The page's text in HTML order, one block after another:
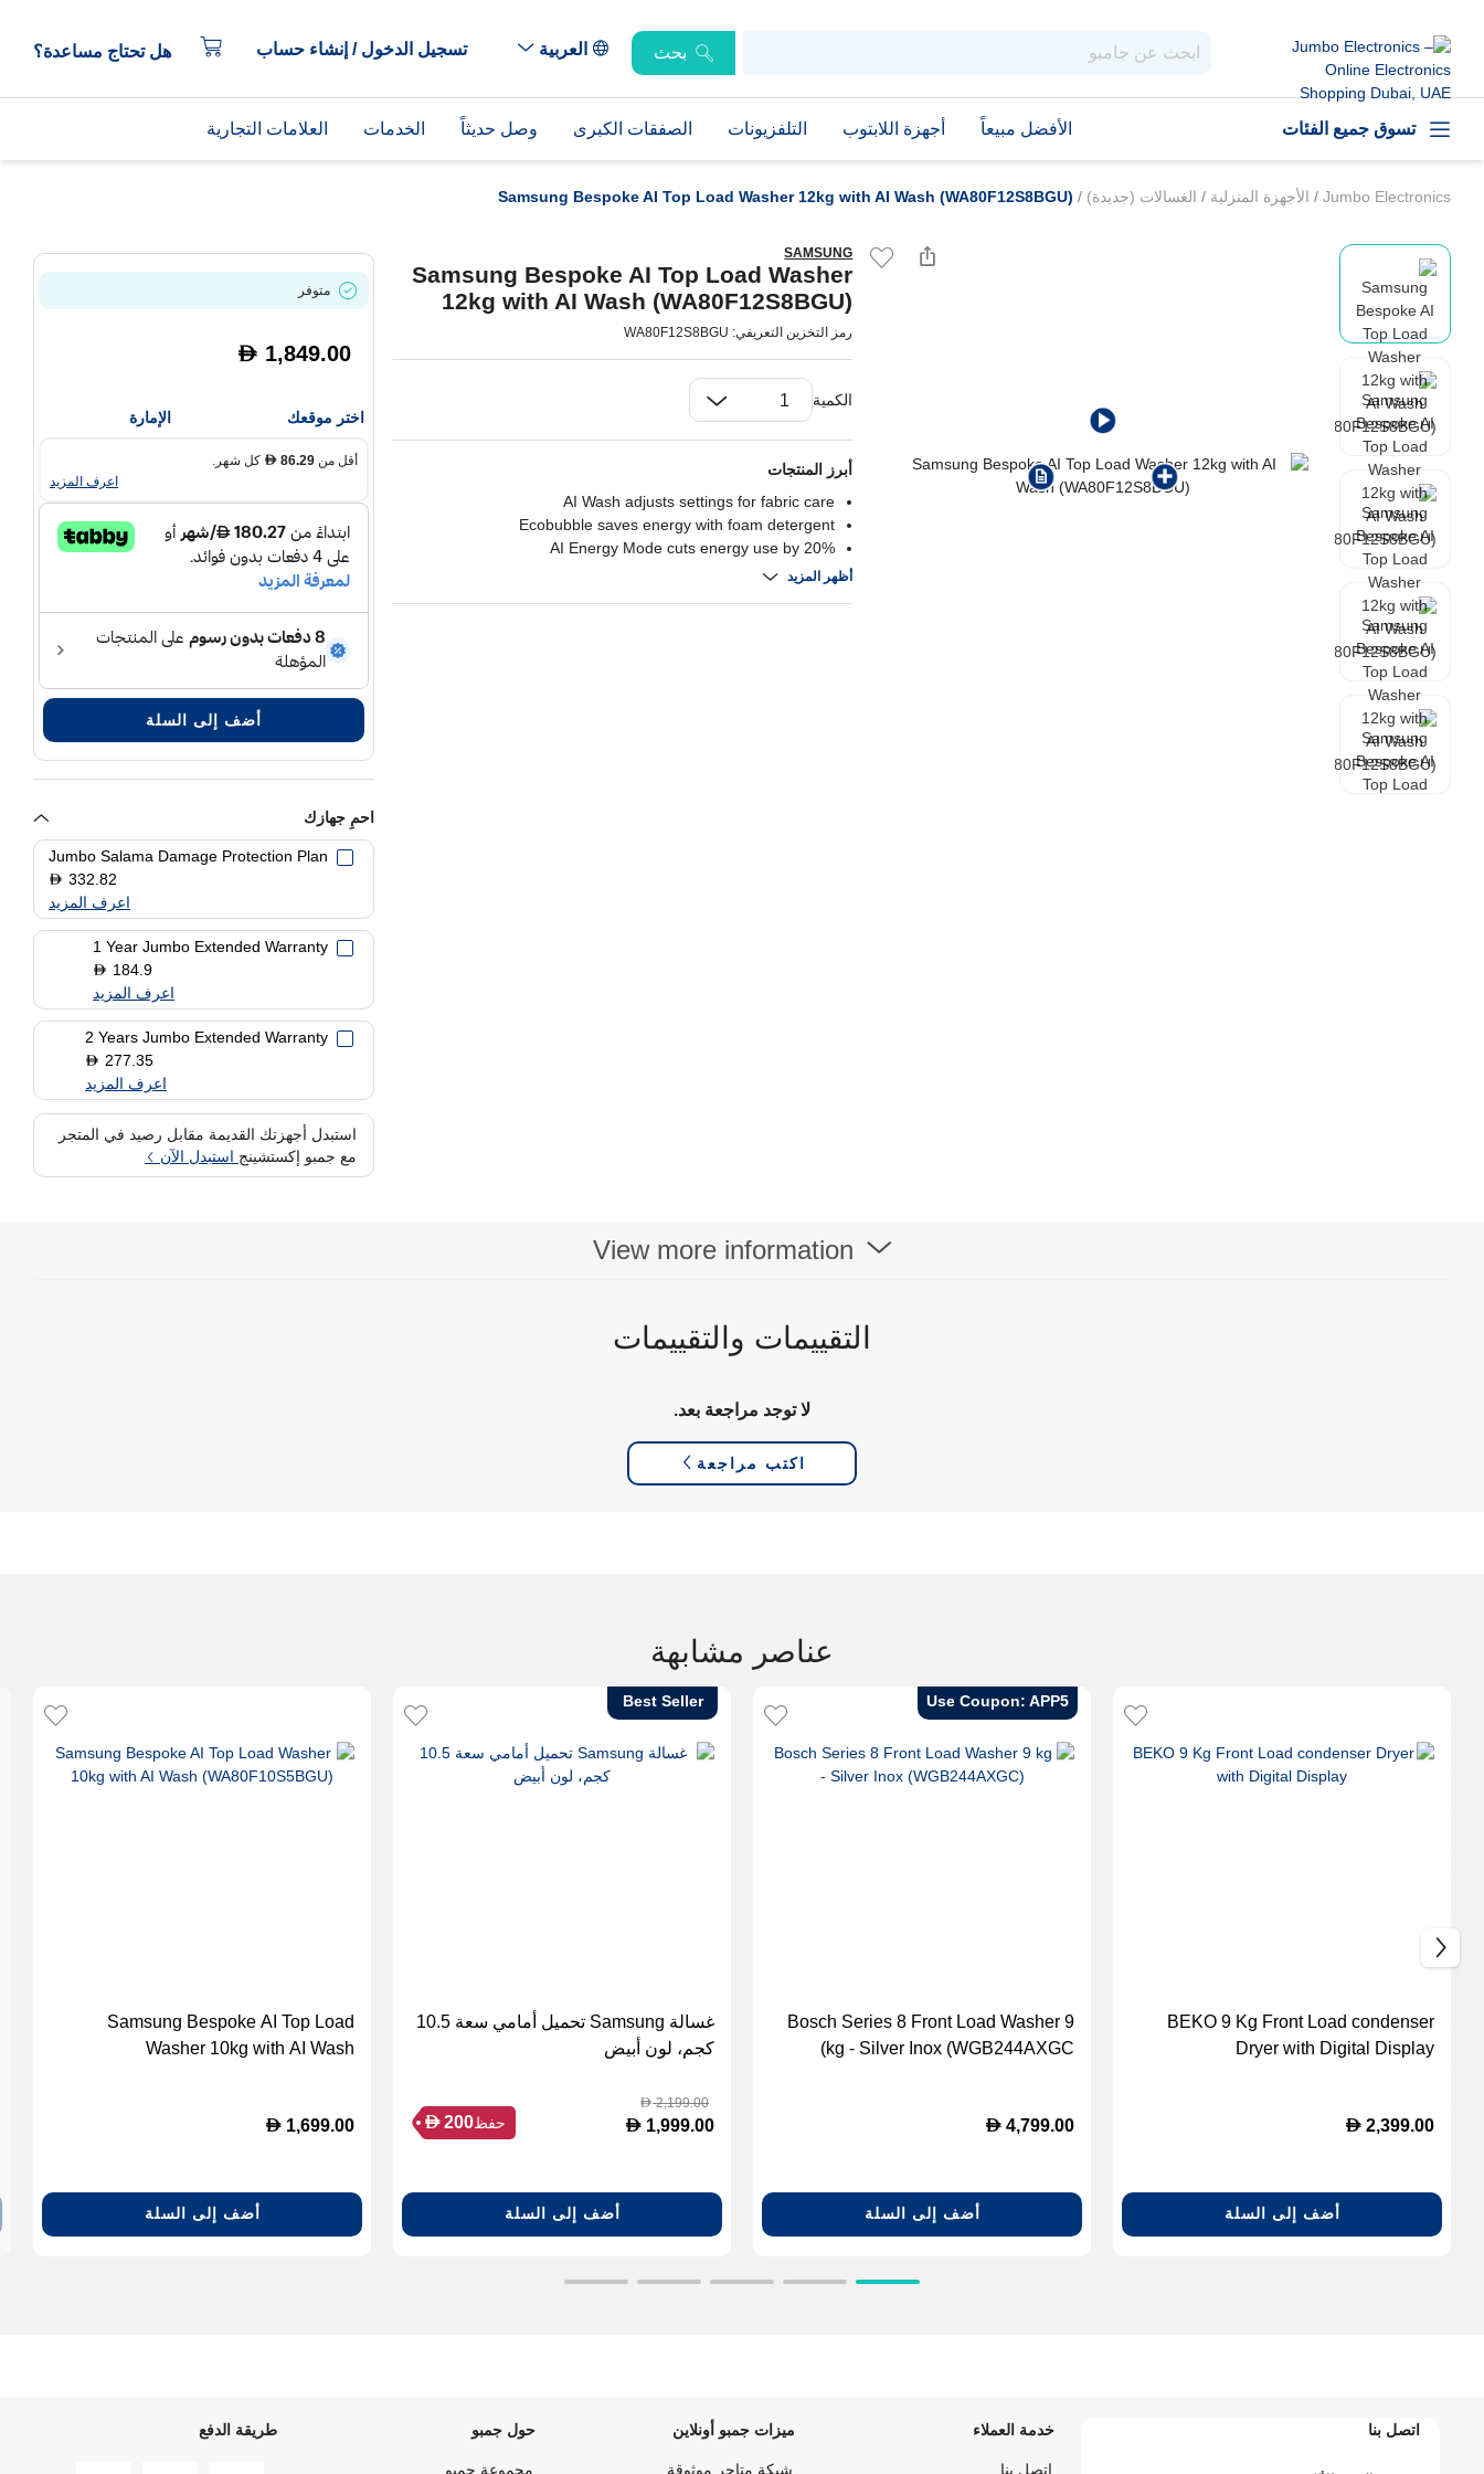
بحث العربية تسجيل الدخول / إنشاء حساب هل تحتاج مساعدة؟
تسوق جميع الفئات الأفضل مبيعاً أجهزة اللابتوب التلفزيونات الصفقات الكبرى وصل حديثاً الخدمات العلامات التجارية
Jumbo Electronics
/ الأجهزة المنزلية / الغسالات (جديدة) /
Samsung Bespoke AI Top Load Washer 12kg with AI Wash (WA80F12S8BGU)
SAMSUNG
Samsung Bespoke AI Top Load Washer
12kg with AI Wash (WA80F12S8BGU)
رمز التخزين التعريفي: WA80F12S8BGU
الكمية
أبرز المنتجات
AI Wash adjusts settings for fabric care
Ecobubble saves energy with foam detergent
AI Energy Mode cuts energy use by 20%
Large 12kg capacity for bigger loads
أظهر المزيد
متوفر
D 1,849.00
اختر موقعك الإمارة
أقل من D 86.29
كل شهر.
اعرف المزيد
أضف إلى السلة
احمِ جهازك
Jumbo Salama Damage Protection Plan
D 332.82
اعرف المزيد
1 Year Jumbo Extended Warranty
D 184.9
اعرف المزيد
2 Years Jumbo Extended Warranty
D 277.35
اعرف المزيد
استبدل أجهزتك القديمة مقابل رصيد في المتجر
مع جمبو إكستشينج استبدل الآن
View more information
التقييمات والتقييمات
لا توجد مراجعة بعد.
اكتب مراجعة
عناصر مشابهة
BEKO 9 Kg Front Load condenser
Dryer with Digital Display
D 2,399.00
أضف إلى السلة
Use Coupon: APP5
Bosch Series 8 Front Load Washer 9
kg - Silver Inox (WGB244AXGC)
D 4,799.00
أضف إلى السلة
Best Seller
غسالة Samsung تحميل أمامي سعة 10.5
كجم، لون أبيض
D2,199.00
D 1,999.00 حفظ D 200
أضف إلى السلة
Samsung Bespoke AI Top Load
Washer 10kg with AI Wash
D 1,699.00
أضف إلى السلة
اتصل بنا خدمة العملاء
اتصل بنا
ميزات جمبو أونلاين
شبكة متاجر موثوقة
حول جمبو
مجموعة جمبو
طريقة الدفع